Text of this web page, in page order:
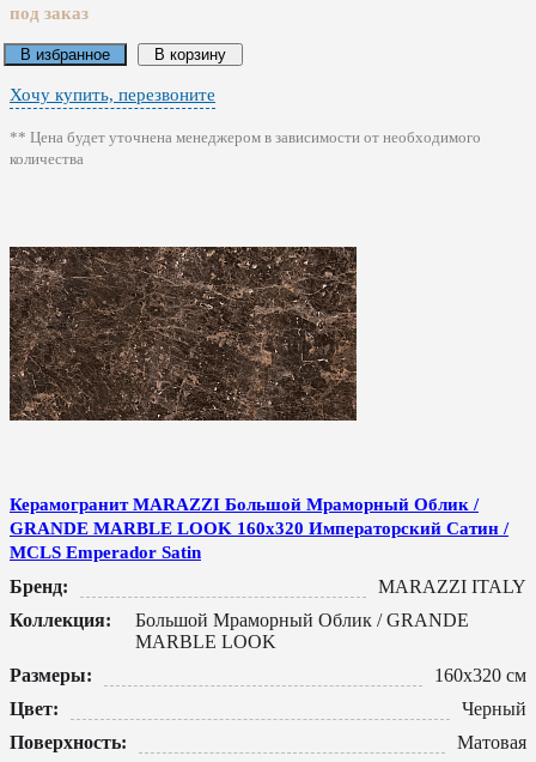
под заказ
В избранное В корзину
Хочу купить, перезвоните
** Цена будет уточнена менеджером в зависимости от необходимого
количества
Керамогранит MARAZZI Большой Мраморный Облик /
GRANDE MARBLE LOOK 160x320 Императорский Сатин /
MCLS Emperador Satin
Бренд:
MARAZZI ITALY
Коллекция:
Большой Мраморный Облик / GRANDE
MARBLE LOOK
Размеры:
160x320 см
Цвет:
Черный
Поверхность:
Матовая